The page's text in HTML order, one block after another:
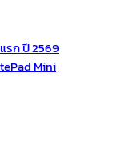
รก ปี 2569
Mini